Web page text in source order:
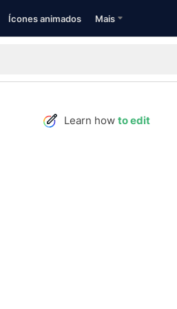
Ícones animados Mais
Learn how to edit